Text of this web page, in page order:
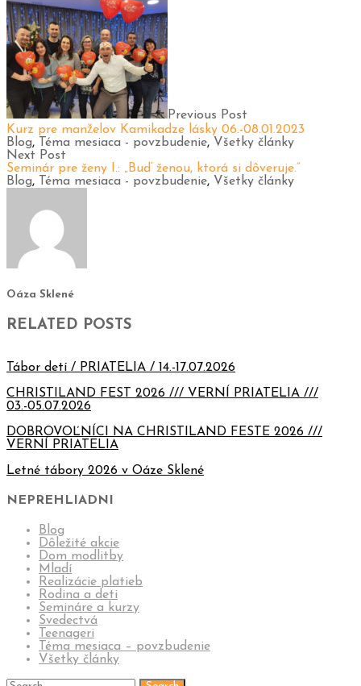
Previous Post
Kurz pre manželov Kamikadze lásky 06.-08.01.2023
Blog, Téma mesiaca - povzbudenie, Všetky články
Next Post
Seminár pre ženy I.: „Buď ženou, ktorá si dôveruje.”
Blog, Téma mesiaca - povzbudenie, Všetky články
Oáza Sklené
RELATED POSTS
Tábor detí / PRIATELIA / 14.-17.07.2026
CHRISTILAND FEST 2026 /// VERNÍ PRIATELIA ///
03.-05.07.2026
DOBROVOĽNÍCI NA CHRISTILAND FESTE 2026 ///
VERNÍ PRIATELIA
Letné tábory 2026 v Oáze Sklené
NEPREHLIADNI
Blog
Dôležité akcie
Dom modlitby
Mladí
Realizácie platieb
Rodina a deti
Semináre a kurzy
Svedectvá
Teenageri
Téma mesiaca – povzbudenie
Všetky články